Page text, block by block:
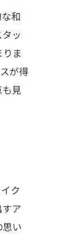
和
ッ
ま
が得
見
ク
ア
い